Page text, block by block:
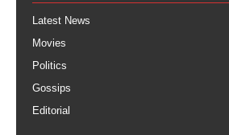
Latest News
Movies
Politics
Gossips
Editorial